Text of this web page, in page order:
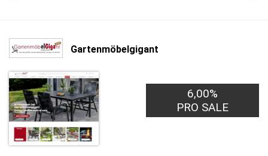
Gartenmöbelgigant
6,00%
PRO SALE